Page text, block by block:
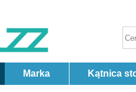
Marka Kątnica